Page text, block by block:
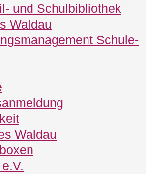
und Schulbibliothek
Waldau
Schule‐
Waldau